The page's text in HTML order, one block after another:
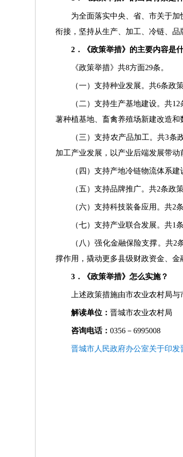
为全面落实中央、省、市关于
衔接，坚持从生产、加工、冷链、
2．《政策举措》的主要内容是
《政策举措》共8方面29条。
（一）支持种业发展。共6条政
（二）支持生产基地建设。共
薯种植基地、畜禽养殖场新建改造和
（三）支持农产品加工。共3
加工产业发展，以产业后端发展带动
（四）支持产地冷链物流体系
（五）支持品牌推广。共2条政
（六）支持科技装备应用。共2
（七）支持产业联合发展。共1
（八）强化金融保险支撑。共
撑作用，撬动更多县级财政资金、金
3．《政策举措》怎么实施？
上述政策措施由市农业农村局
解读单位： 晋城市农业农村局
咨询电话： 0356－6995008
晋城市人民政府办公室关于印